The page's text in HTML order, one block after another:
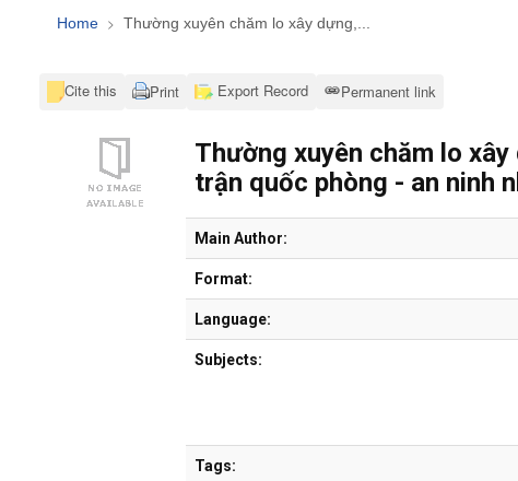
Home Thường xuyên chăm lo xây dựng,...
Cite this Print Export Record Permanent link
Thường xuyên chăm lo
trận quốc phòng - an ninh
Main Author:
Format:
Language:
Subjects:
Tags: